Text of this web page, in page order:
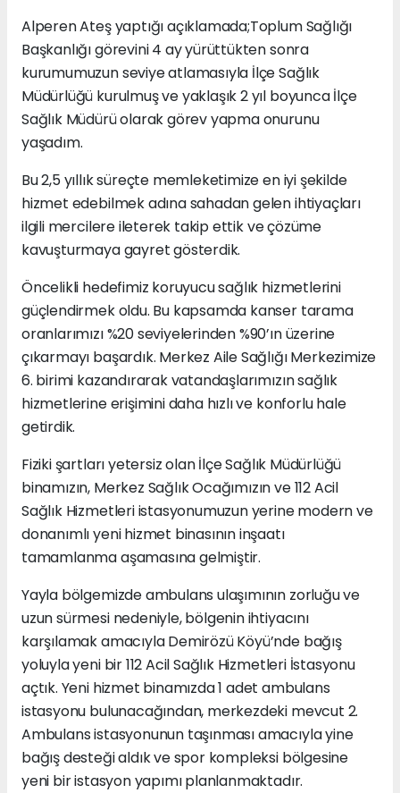
Alperen Ateş yaptığı açıklamada;Toplum Sağlığı
Başkanlığı görevini 4 ay yürüttükten sonra
kurumumuzun seviye atlamasıyla İlçe Sağlık
Müdürlüğü kurulmuş ve yaklaşık 2 yıl boyunca İlçe
Sağlık Müdürü olarak görev yapma onurunu
yaşadım.
Bu 2,5 yıllık süreçte memleketimize en iyi şekilde
hizmet edebilmek adına sahadan gelen ihtiyaçları
ilgili mercilere ileterek takip ettik ve çözüme
kavuşturmaya gayret gösterdik.
Öncelikli hedefimiz koruyucu sağlık hizmetlerini
güçlendirmek oldu. Bu kapsamda kanser tarama
oranlarımızı %20 seviyelerinden %90’ın üzerine
çıkarmayı başardık. Merkez Aile Sağlığı Merkezimize
6. birimi kazandırarak vatandaşlarımızın sağlık
hizmetlerine erişimini daha hızlı ve konforlu hale
getirdik.
Fiziki şartları yetersiz olan İlçe Sağlık Müdürlüğü
binamızın, Merkez Sağlık Ocağımızın ve 112 Acil
Sağlık Hizmetleri istasyonumuzun yerine modern ve
donanımlı yeni hizmet binasının inşaatı
tamamlanma aşamasına gelmiştir.
Yayla bölgemizde ambulans ulaşımının zorluğu ve
uzun sürmesi nedeniyle, bölgenin ihtiyacını
karşılamak amacıyla Demirözü Köyü’nde bağış
yoluyla yeni bir 112 Acil Sağlık Hizmetleri İstasyonu
açtık. Yeni hizmet binamızda 1 adet ambulans
istasyonu bulunacağından, merkezdeki mevcut 2.
Ambulans istasyonunun taşınması amacıyla yine
bağış desteği aldık ve spor kompleksi bölgesine
yeni bir istasyon yapımı planlanmaktadır.